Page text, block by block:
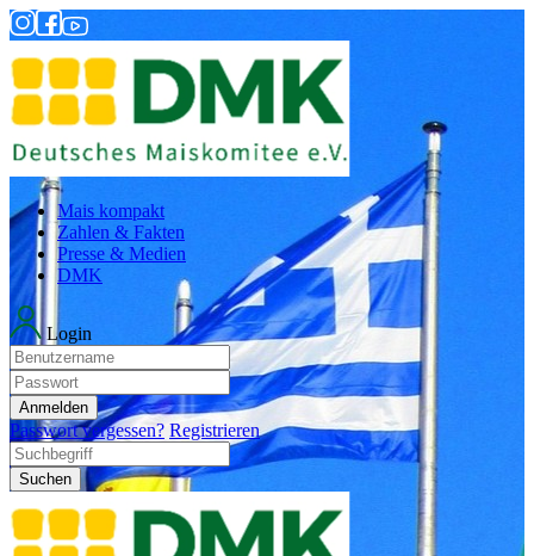
Mais kompakt
Zahlen & Fakten
Presse & Medien
DMK
Login
Anmelden
Passwort vergessen? Registrieren
Suchen